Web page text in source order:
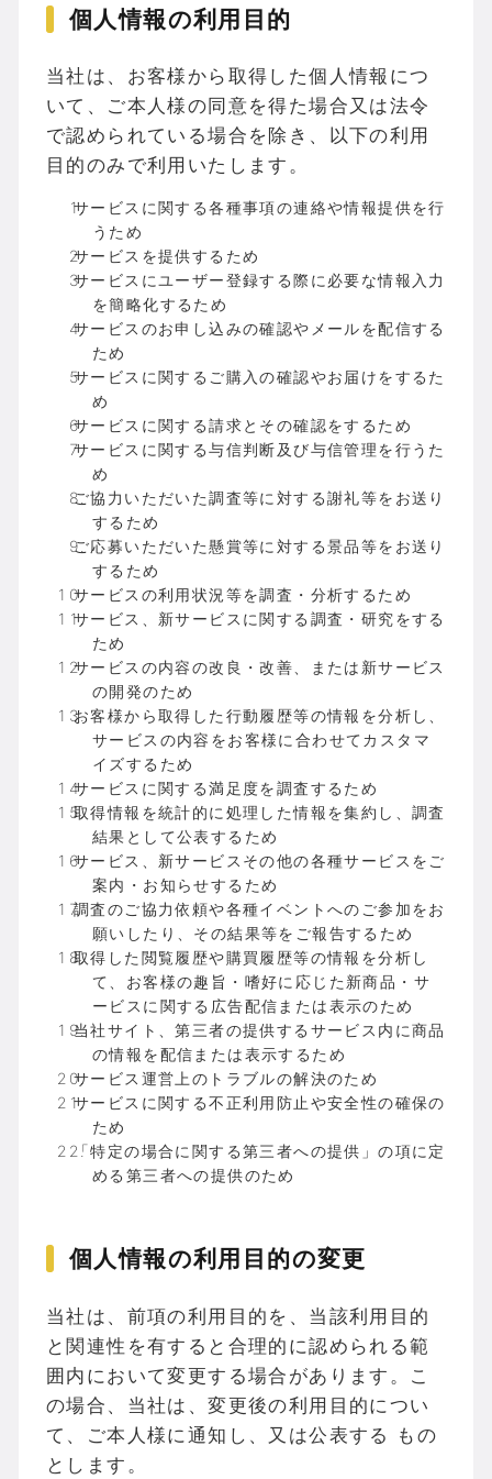
個人情報の利用目的
当社は、お客様から取得した個人情報につ
いて、ご本人様の同意を得た場合又は法令
で認められている場合を除き、以下の利用
目的のみで利用いたします。
サービスに関する各種事項の連絡や情報提供を行
うため
サービスを提供するため
サービスにユーザー登録する際に必要な情報入力
を簡略化するため
サービスのお申し込みの確認やメールを配信する
ため
サービスに関するご購入の確認やお届けをするた
め
サービスに関する請求とその確認をするため
サービスに関する与信判断及び与信管理を行うた
め
ご協力いただいた調査等に対する謝礼等をお送り
するため
ご応募いただいた懸賞等に対する景品等をお送り
するため
サービスの利用状況等を調査・分析するため
サービス、新サービスに関する調査・研究をする
ため
サービスの内容の改良・改善、または新サービス
の開発のため
お客様から取得した行動履歴等の情報を分析し、
サービスの内容をお客様に合わせてカスタマ
イズするため
サービスに関する満足度を調査するため
取得情報を統計的に処理した情報を集約し、調査
結果として公表するため
サービス、新サービスその他の各種サービスをご
案内・お知らせするため
調査のご協力依頼や各種イベントへのご参加をお
願いしたり、その結果等をご報告するため
取得した閲覧履歴や購買履歴等の情報を分析し
て、お客様の趣旨・嗜好に応じた新商品・サ
ービスに関する広告配信または表示のため
当社サイト、第三者の提供するサービス内に商品
の情報を配信または表示するため
サービス運営上のトラブルの解決のため
サービスに関する不正利用防止や安全性の確保の
ため
「特定の場合に関する第三者への提供」の項に定
める第三者への提供のため
個人情報の利用目的の変更
当社は、前項の利用目的を、当該利用目的
と関連性を有すると合理的に認められる範
囲内において変更する場合があります。こ
の場合、当社は、変更後の利用目的につい
て、ご本人様に通知し、又は公表する もの
とします。